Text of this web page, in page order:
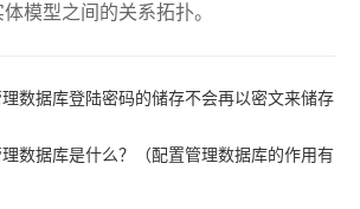
模型之间的关系拓扑。
数据库登陆密码的储存不会再以密文来储存
数据库是什么？（配置管理数据库的作用有